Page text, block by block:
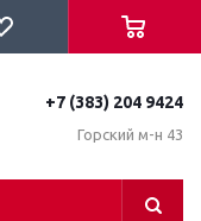
+7 (383) 204 9424
Горский м-н 43